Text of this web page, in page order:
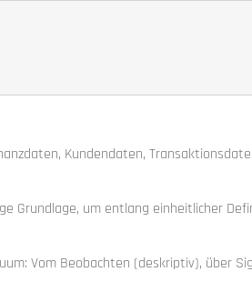
Kundendaten,
Grundlage, um entlang einheitlicher
Vom Beobachten (deskriptiv), über